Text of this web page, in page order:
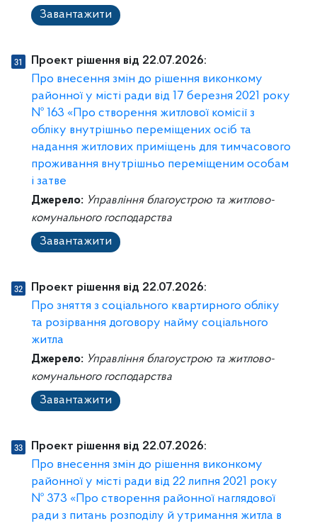
Завантажити
Проект рішення від 22.07.2026:
Про внесення змін до рішення виконкому
районної у місті ради від 17 березня 2021 року
№ 163 «Про створення житлової комісії з
обліку внутрішньо переміщених осіб та
надання житлових приміщень для тимчасового
проживання внутрішньо переміщеним особам
і затве
Джерело: Управління благоустрою та житлово-
комунального господарства
Завантажити
Проект рішення від 22.07.2026:
Про зняття з соціального квартирного обліку
та розірвання договору найму соціального
житла
Джерело: Управління благоустрою та житлово-
комунального господарства
Завантажити
Проект рішення від 22.07.2026:
Про внесення змін до рішення виконкому
районної у місті ради від 22 липня 2021 року
№ 373 «Про створення районної наглядової
ради з питань розподілу й утримання житла в